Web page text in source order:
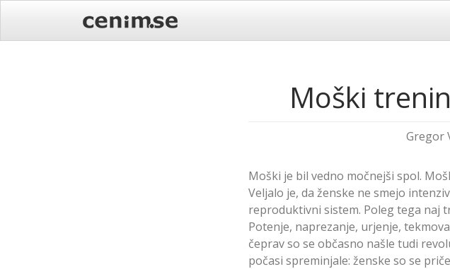
content
Moški
Gregor
Moški je bil vedno močnejši spol.
Veljalo je, da ženske ne smejo
reproduktivni sistem. Poleg tega naj
Potenje, naprezanje, urjenje,
čeprav so se občasno našle tudi
počasi spreminjale: ženske so se